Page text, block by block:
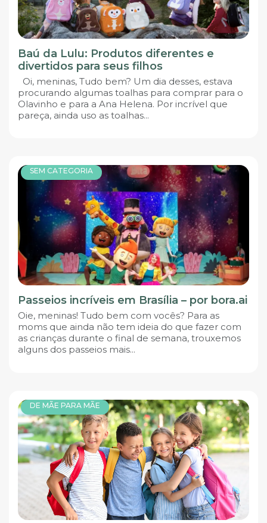
Baú da Lulu: Produtos diferentes e
divertidos para seus filhos
Oi, meninas, Tudo bem? Um dia desses, estava
procurando algumas toalhas para comprar para o
Olavinho e para a Ana Helena. Por incrível que
pareça, ainda uso as toalhas...
SEM CATEGORIA
Passeios incríveis em Brasília – por bora.ai
Oie, meninas! Tudo bem com vocês? Para as
moms que ainda não tem ideia do que fazer com
as crianças durante o final de semana, trouxemos
alguns dos passeios mais...
DE MÃE PARA MÃE